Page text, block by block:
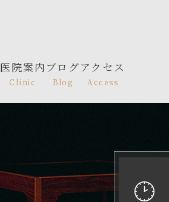
医院案内
Clinic
ブログ
Blog
アクセス
Access